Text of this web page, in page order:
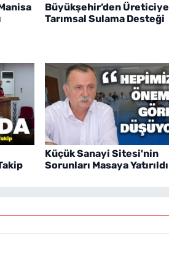
Büyükşehir’den Üreticiye
Tarımsal Sulama Desteği
Küçük Sanayi Sitesi'nin
Sorunları Masaya Yatırıldı